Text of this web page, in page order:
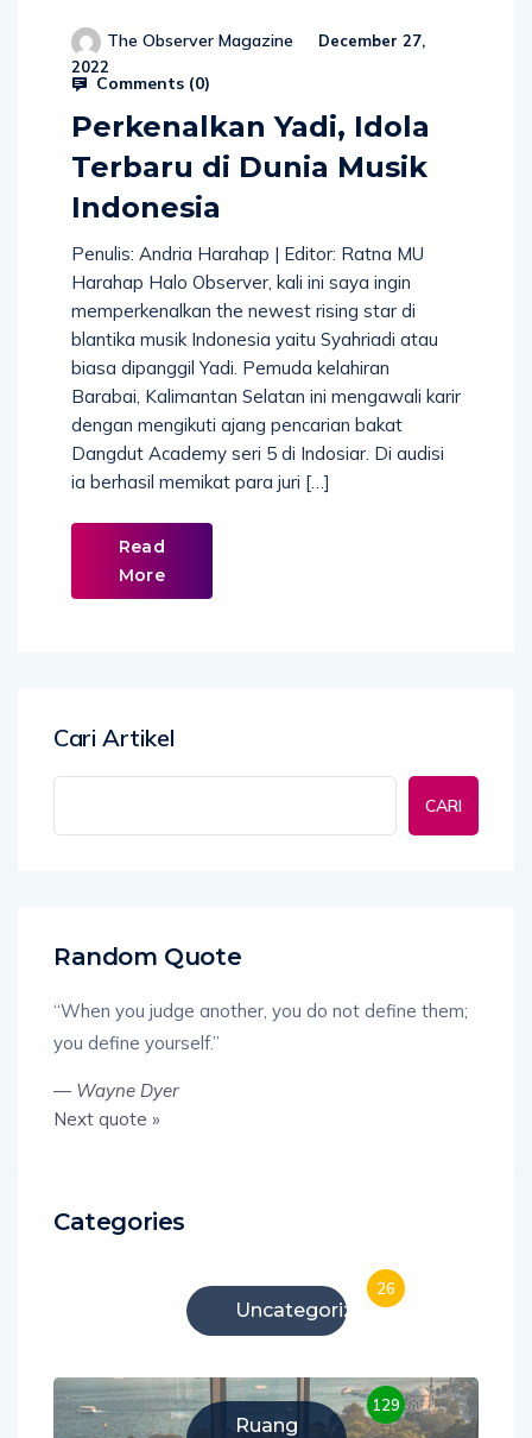
The Observer Magazine
December 27,
2022
Comments (0)
Perkenalkan Yadi, Idola
Terbaru di Dunia Musik
Indonesia
Penulis: Andria Harahap | Editor: Ratna MU
Harahap Halo Observer, kali ini saya ingin
memperkenalkan the newest rising star di
blantika musik Indonesia yaitu Syahriadi atau
biasa dipanggil Yadi. Pemuda kelahiran
Barabai, Kalimantan Selatan ini mengawali karir
dengan mengikuti ajang pencarian bakat
Dangdut Academy seri 5 di Indosiar. Di audisi
ia berhasil memikat para juri […]
Read
More
Cari Artikel
CARI
Random Quote
“When you judge another, you do not define them;
you define yourself.”
— Wayne Dyer
Next quote »
Categories
Uncategorized
26
Ruang
129